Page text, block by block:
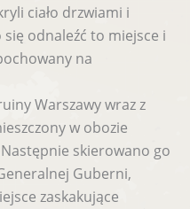
ciało drzwiami i
się odnaleźć to miejsce i
na
Warszawy wraz z
w obozie
skierowano go
Guberni,
zaskakujące